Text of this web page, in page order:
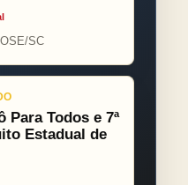
SC
Para Todos e 7ª
Estadual de